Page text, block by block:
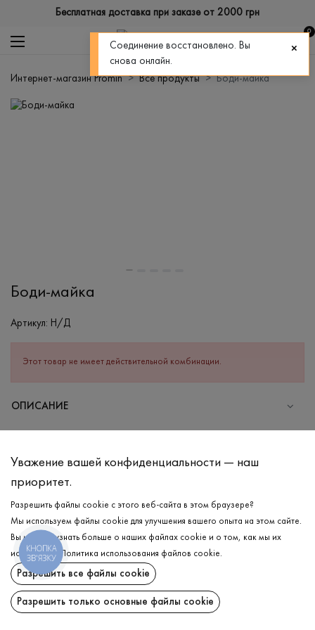
Бесплатная доставка при заказе от 2000 грн
0
Интернет-магазин Promin Все продукты Боди-майка
Боди-майка
Артикул: Н/Д
Этот товар не имеет действительной комбинации.
ОПИСАНИЕ
УХОД
Стирка в холодной воде (до 30 °C)
Отбеливание запрещено
Гладить при средней температуре
Щадный отжим и сушка
Щадящая химчистка
ДОСТАВКА
ВОЗВРАТ
Уважение вашей конфиденциальности — наш
приоритет.
Разрешить файлы cookie с этого веб-сайта в этом браузере?
Мы используем файлы cookie для улучшения вашего опыта на этом сайте.
Вы можете узнать больше о наших файлах cookie и о том, как мы их
используем.
Политика использования файлов cookie.
Разрешить все файлы cookie
Разрешить только основные файлы cookie
КНОПКА
ЗВ'ЯЗКУ
Соединение восстановлено. Вы
снова онлайн.